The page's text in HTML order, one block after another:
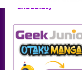
chocolat)